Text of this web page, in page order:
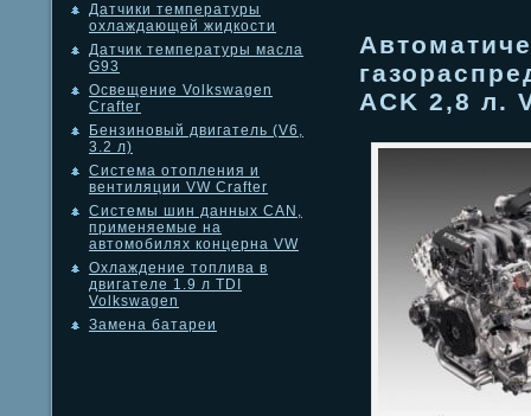
Датчики температуры
охлаждающей жидкости
Датчик температуры масла
G93
Освещение Volkswagen
Crafter
Бензиновый двигатель (V6,
3.2 л)
Система отопления и
вентиляции VW Crafter
Системы шин данных CAN,
применяемые на
автомобилях концерна VW
Охлаждение топлива в
двигателе 1.9 л TDI
Volkswagen
Замена батареи
ACK 2,8 л.